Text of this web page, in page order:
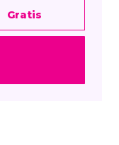
Gratis